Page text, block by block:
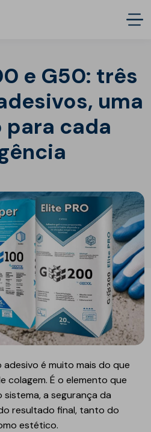
uma
para cada
é muito mais do que
colagem. É o elemento que
a segurança da
resultado final, tanto do
estético.